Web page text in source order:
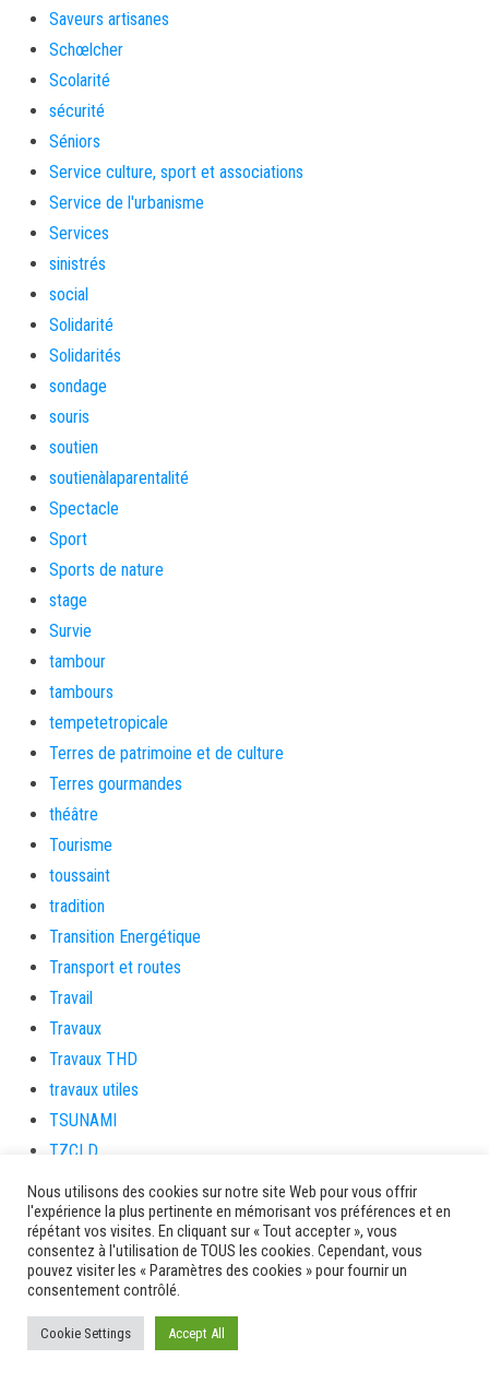
Saveurs artisanes
Schœlcher
Scolarité
sécurité
Séniors
Service culture, sport et associations
Service de l'urbanisme
Services
sinistrés
social
Solidarité
Solidarités
sondage
souris
soutien
soutienàlaparentalité
Spectacle
Sport
Sports de nature
stage
Survie
tambour
tambours
tempetetropicale
Terres de patrimoine et de culture
Terres gourmandes
théâtre
Tourisme
toussaint
tradition
Transition Energétique
Transport et routes
Travail
Travaux
Travaux THD
travaux utiles
TSUNAMI
TZCLD
uncategorized
Venir en Martinique
Video
vidététladjéko
Viechere
Nous utilisons des cookies sur notre site Web pour vous offrir
l'expérience la plus pertinente en mémorisant vos préférences et en
répétant vos visites. En cliquant sur « Tout accepter », vous
consentez à l'utilisation de TOUS les cookies. Cependant, vous
pouvez visiter les « Paramètres des cookies » pour fournir un
consentement contrôlé.
Cookie Settings Accept All